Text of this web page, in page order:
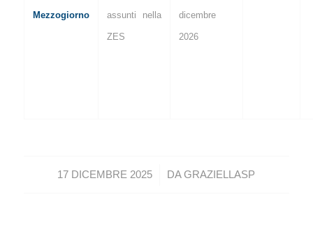
Mezzogiorno assunti nella
ZES
dicembre
2026
17 DICEMBRE 2025
/ DAGRAZIELLASP